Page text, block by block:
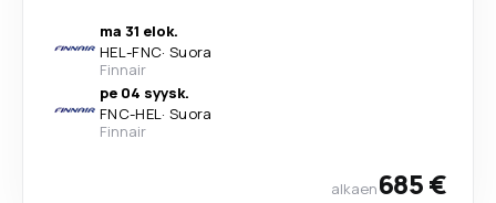
ma 31 elok.
HEL-FNC· Suora
Finnair
pe 04 syysk.
FNC-HEL· Suora
Finnair
alkaen685 €